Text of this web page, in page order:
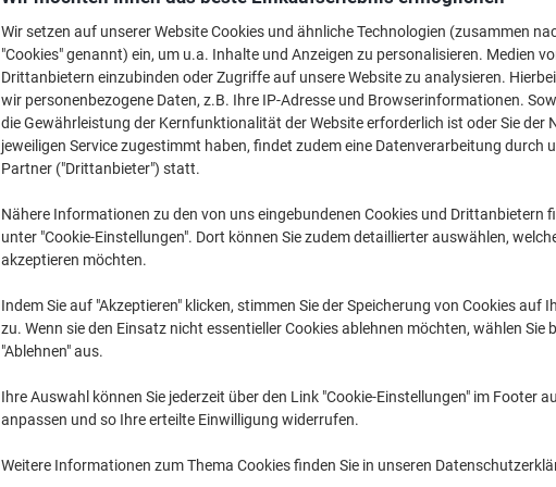
Wechseln und
Viking
Stahl Silber
CHF 59.95
CHF 154.95 Ab 5
CHF 167.50 inkl. MwSt
Menge exkl. MwSt
1-2Stück CHF 174.95
5+
Aktuell verfügbar Lieferung 2-3
Wir setzen auf unserer Website Cookies und ähnliche Technologien (zusammen
"Cookies" genannt) ein, um u.a. Inhalte und Anzeigen zu personalisieren. Medien
Drittanbietern einzubinden oder Zugriffe auf unsere Website zu analysieren.
wir personenbezogene Daten, z.B. Ihre IP-Adresse und Browserinformationen.
die Gewährleistung der Kernfunktionalität der Website erforderlich ist oder Sie der
jeweiligen Service zugestimmt haben, findet zudem eine Datenverarbeitung durch
Partner ("Drittanbieter") statt.
Nähere Informationen zu den von uns eingebundenen Cookies und Drittanbietern
unter "Cookie-Einstellungen". Dort können Sie zudem detaillierter auswählen,
akzeptieren möchten.
Indem Sie auf "Akzeptieren" klicken, stimmen Sie der Speicherung von Cookies auf
zu. Wenn sie den Einsatz nicht essentieller Cookies ablehnen möchten, wählen Sie
"Ablehnen" aus.
Ihre Auswahl können Sie jederzeit über den Link "Cookie-Einstellungen" im Footer
anpassen und so Ihre erteilte Einwilligung widerrufen.
Weitere Informationen zum Thema Cookies finden Sie in unseren